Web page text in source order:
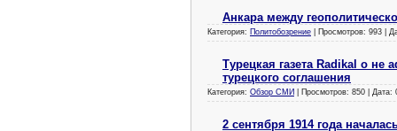
Анкара между
Категория: Политобозрение | Просмотров: 993 |
Турецкая газета Radikal о
турецкого соглашения
Категория: Обзор СМИ | Просмотров: 850 | Дата:
2 сентября 1914 года